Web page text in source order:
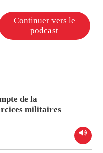
Continuer vers le
podcast
de la
militaires